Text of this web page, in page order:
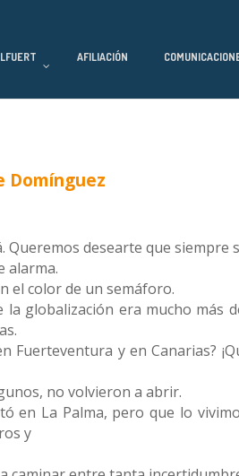
AFILIACIÓN
Domínguez
desearte que siempre
alarma.
el color de un semáforo.
globalización era mucho más
y en Canarias?
no volvieron a abrir.
en La Palma, pero que lo
y